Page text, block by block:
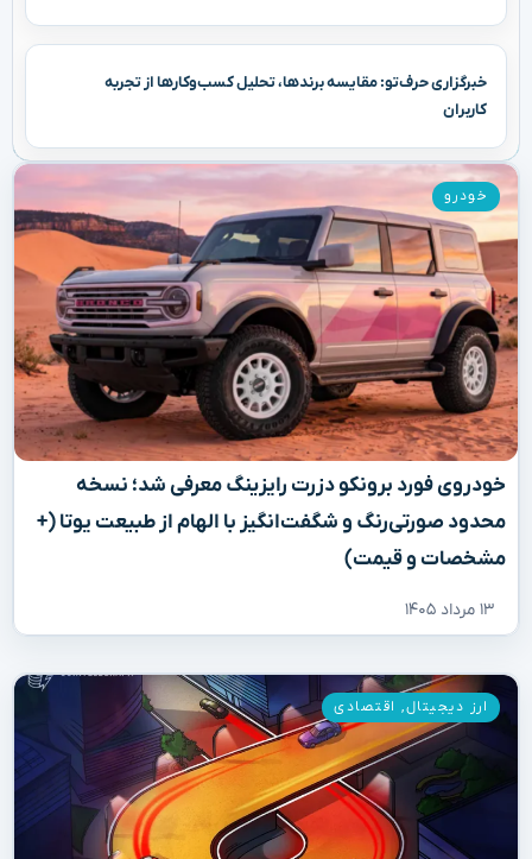
خبرگزاری حرف‌تو: مقایسه برندها، تحلیل کسب‌وکارها از تجربه
کاربران
خودروی فورد برونکو دزرت رایزینگ معرفی شد؛ نسخه
محدود صورتی‌رنگ و شگفت‌انگیز با الهام از طبیعت یوتا (+
مشخصات و قیمت)
۱۳ مرداد ۱۴۰۵
خودرو
ارز دیجیتال, اقتصادی